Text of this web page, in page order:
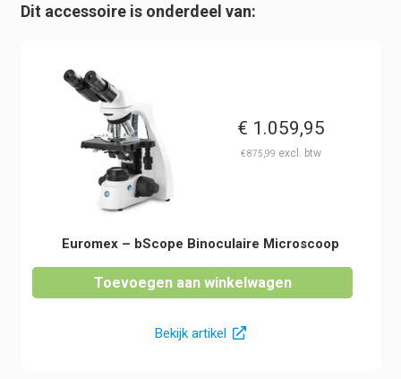
Dit accessoire is onderdeel van:
€ 1.059,95
€875,99
Euromex – bScope Binoculaire Microscoop
Toevoegen aan winkelwagen
Bekijk artikel